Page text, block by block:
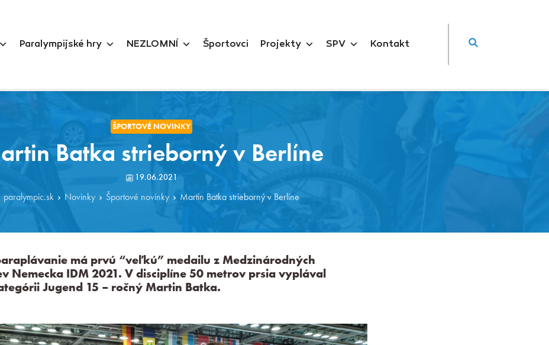
Paralympijské hry NEZLOMNÍ Športovci Projekty SPV Kontakt
ŠPORTOVÉ NOVINKY
Batka strieborný v Berlíne
19.06.2021
paralympic.sk Novinky Športové novinky Martin Batka strieborný v Berlíne
má prvú “veľkú” medailu z Medzinárodných
Nemecka IDM 2021. V disciplíne 50 metrov prsia vyplával
Jugend 15 – ročný Martin Batka.